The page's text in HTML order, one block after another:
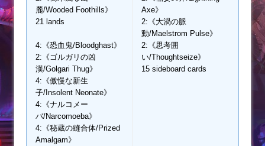
麓/Wooded Foothills》
21 lands
4:《恐血鬼/Bloodghast》
2:《ゴルガリの凶
漢/Golgari Thug》
4:《傲慢な新生
子/Insolent Neonate》
4:《ナルコメー
バ/Narcomoeba》
4:《秘蔵の縫合体/Prized
Amalgam》
Axe》
2:《大渦の脈
動/Maelstrom Pulse》
2:《思考囲
い/Thoughtseize》
15 sideboard cards